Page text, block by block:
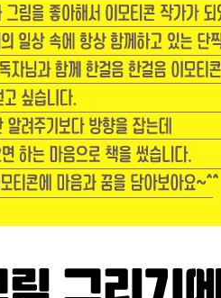
무이_ 박짓장 작가
팁
/ 캐릭터 신체·얼굴 비율을 정해보
구상해보자 / 테두리 굵기와 테두리
/ 적절한 폰트 사용하기
효과와 애니메이션 모션 / 이모티
이모티콘 만들기 (feat. 포토샵)